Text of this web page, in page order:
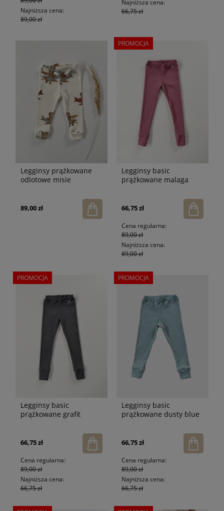
Najniższa cena:
89,00 zł
Najniższa cena:
66,75 zł
Legginsy prążkowane
odlotowe misie
89,00 zł
Legginsy basic
prążkowane malaga
66,75 zł
Cena regularna:
89,00 zł
Najniższa cena:
89,00 zł
PROMOCJA
Legginsy basic
prążkowane grafit
66,75 zł
Cena regularna:
89,00 zł
Najniższa cena:
66,75 zł
PROMOCJA
Legginsy basic
prążkowane dusty blue
66,75 zł
Cena regularna:
89,00 zł
Najniższa cena:
66,75 zł
PROMOCJA